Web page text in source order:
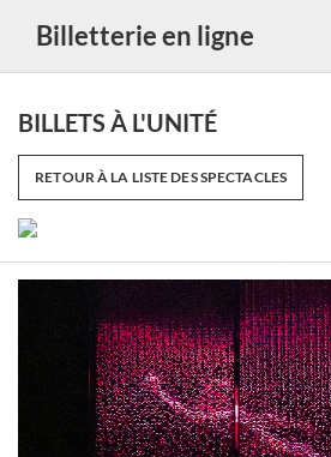
Billetterie en ligne
BILLETS À L'UNITÉ
RETOUR À LA LISTE DES SPECTACLES